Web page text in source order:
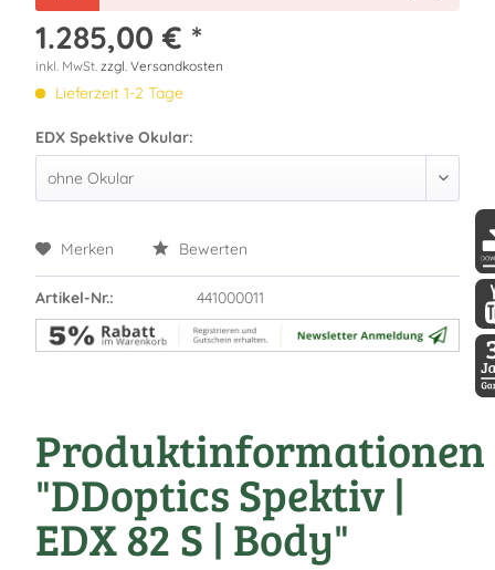
1.285,00 € *
inkl. MwSt. zzgl. Versandkosten
Lieferzeit 1-2 Tage
EDX Spektive Okular:
Merken Bewerten
Artikel-Nr.: 441000011
Produktinformationen
"DDoptics Spektiv |
EDX 82 S | Body"